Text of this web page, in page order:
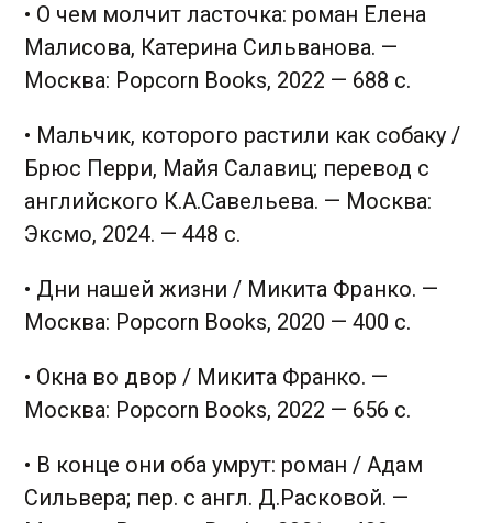
• О чем молчит ласточка: роман Елена
Малисова, Катерина Сильванова. —
Москва: Popcorn Books, 2022 — 688 с.
• Мальчик, которого растили как собаку /
Брюс Перри, Майя Салавиц; перевод с
английского К.А.Савельева. — Москва:
Эксмо, 2024. — 448 с.
• Дни нашей жизни / Микита Франко. —
Москва: Popcorn Books, 2020 — 400 с.
• Окна во двор / Микита Франко. —
Москва: Popcorn Books, 2022 — 656 с.
• В конце они оба умрут: роман / Адам
Сильвера; пер. с англ. Д.Расковой. —